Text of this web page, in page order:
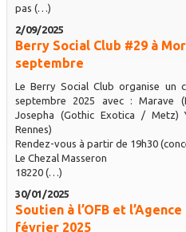
pas (…)
2/09/2025
Berry Social Club #29 à
septembre
Le Berry Social Club organise un
septembre 2025 avec : Marave
Josepha (Gothic Exotica /
Rennes)
Rendez-vous à partir de 19h30
Le Chezal Masseron
18220 (…)
30/01/2025
Soutien à l’OFB et
février 2025